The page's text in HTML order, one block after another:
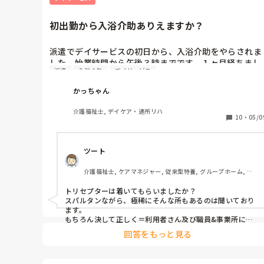
初出勤から入浴介助ありえますか？
派遣でデイサービスの初日から、入浴介助をやらされま
した。始業時間から午後３時までです。１ヶ月経ちまし
ロです。
派遣 入浴介助 デイサービス
かっちゃん
介護福祉士, デイケア・通所リハ
10 ・ 05/
ツート
介護福祉士, ケアマネジャー, 従来型特養, グループホーム, デ
トリセプターは着いてもらいましたか？
スパルタンながら、極稀にそんな所もあるのは聞いており
ます。
もちろん決して正しく＝利用者さん及び職員&事業所に良
い事　はありません。認知症の方、危険予測の出来ない
方、意識喪失の可能性、感染対策等など、把握もなくやる
回答をもっと見る